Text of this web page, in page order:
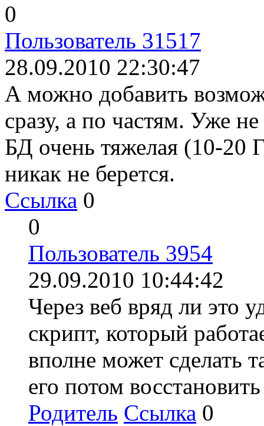
0
Пользователь 31517
28.09.2010 22:30:47
А можно добавить
сразу, а по частям. Уже
БД очень тяжелая (10-20
никак не берется.
Ссылка 0
0
Пользователь 3954
29.09.2010 10:44:42
Через веб вряд ли это
скрипт, который
вполне может сделать
его потом
Родитель Ссылка 0